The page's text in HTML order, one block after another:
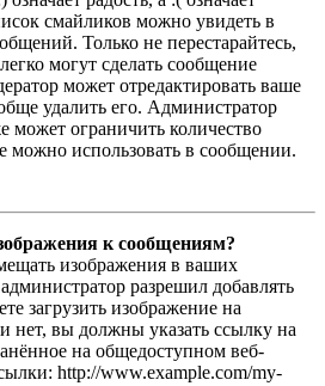
смайликов можно увидеть в
Только не перестарайтесь,
могут сделать сообщение
может отредактировать ваше
удалить его. Администратор
может ограничить количество
можно использовать в сообщении.
к сообщениям?
изображения в ваших
разрешил добавлять
загрузить изображение на
нет, вы должны указать ссылку на
на общедоступном веб-
http://www.example.com/my-